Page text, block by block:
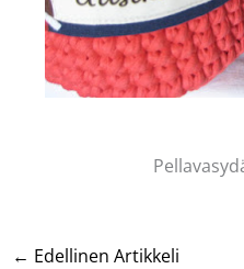
← Edellinen Artikkeli